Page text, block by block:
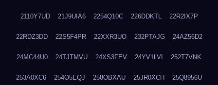
2110Y7UD 21J9UIA6 2254Q10C 226DDKTL 22R2IX7P
22RDZ3DD 22S5F4PR 22XXR3UO 232PTAJG 24AZ56D2
24MC44U0 24TJTMVU 24XS3FEV 24YV1LVI 252T7VNK
253A0XC6 254O5EQJ 258OBXAU 25JR0XCH 25Q8956U